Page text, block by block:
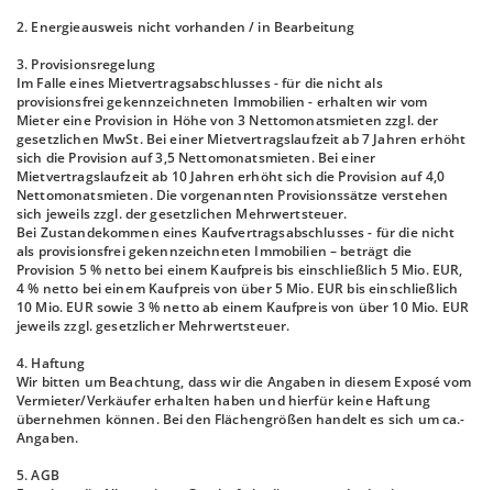
2. Energieausweis nicht vorhanden / in Bearbeitung
3. Provisionsregelung
Im Falle eines Mietvertragsabschlusses - für die nicht als
provisionsfrei gekennzeichneten Immobilien - erhalten wir vom
Mieter eine Provision in Höhe von 3 Nettomonatsmieten zzgl. der
gesetzlichen MwSt. Bei einer Mietvertragslaufzeit ab 7 Jahren erhöht
sich die Provision auf 3,5 Nettomonatsmieten. Bei einer
Mietvertragslaufzeit ab 10 Jahren erhöht sich die Provision auf 4,0
Nettomonatsmieten. Die vorgenannten Provisionssätze verstehen
sich jeweils zzgl. der gesetzlichen Mehrwertsteuer.
Bei Zustandekommen eines Kaufvertragsabschlusses - für die nicht
als provisionsfrei gekennzeichneten Immobilien – beträgt die
Provision 5 % netto bei einem Kaufpreis bis einschließlich 5 Mio. EUR,
4 % netto bei einem Kaufpreis von über 5 Mio. EUR bis einschließlich
10 Mio. EUR sowie 3 % netto ab einem Kaufpreis von über 10 Mio. EUR
jeweils zzgl. gesetzlicher Mehrwertsteuer.
4. Haftung
Wir bitten um Beachtung, dass wir die Angaben in diesem Exposé vom
Vermieter/Verkäufer erhalten haben und hierfür keine Haftung
übernehmen können. Bei den Flächengrößen handelt es sich um ca.-
Angaben.
5. AGB